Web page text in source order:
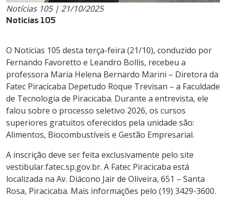
Notícias 105 | 21/10/2025
Noticias 105
O Notícias 105 desta terça-feira (21/10), conduzido por
Fernando Favoretto e Leandro Bollis, recebeu a
professora Maria Helena Bernardo Marini – Diretora da
Fatec Piracicaba Depetudo Roque Trevisan – a Faculdade
de Tecnologia de Piracicaba. Durante a entrevista, ele
falou sobre o processo seletivo 2026, os cursos
superiores gratuitos oferecidos pela unidade são:
Alimentos, Biocombustíveis e Gestão Empresarial.
A inscrição deve ser feita exclusivamente pelo site
vestibular.fatec.sp.gov.br. A Fatec Piracicaba está
localizada na Av. Diácono Jair de Oliveira, 651 – Santa
Rosa, Piracicaba. Mais informações pelo (19) 3429-3600.